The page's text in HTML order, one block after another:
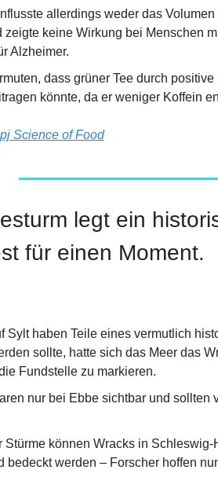
allerdings weder das
zeigte keine Wirkung bei Menschen
Alzheimer.
dass grüner Tee durch
könnte, da er weniger Koffein
Science of Food
legt ein
für einen Moment.
Sylt haben Teile eines vermutlich
sollte, hatte sich das Meer das
Fundstelle zu markieren.
nur bei Ebbe sichtbar und sollten
Stürme können Wracks in
bedeckt werden – Forscher hoffen